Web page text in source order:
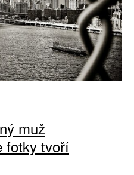
muž
fotky tvoří